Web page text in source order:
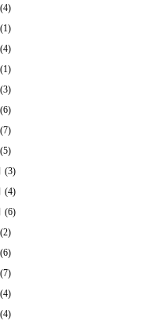
(4)
(1)
(4)
(1)
(3)
(6)
(7)
(5)
(3)
(4)
(6)
(2)
(6)
(7)
(4)
(4)